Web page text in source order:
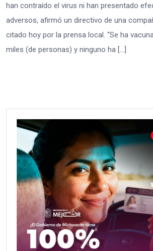
han contraído el virus ni han presentado
adversos, afirmó un directivo de una
citado hoy por la prensa local. “Se ha
miles (de personas) y ninguno ha […]